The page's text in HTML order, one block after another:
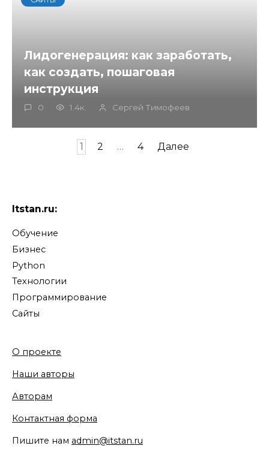
Лидогенерация: как заработать,
как создать, пошаговая
инструкция
0 1.4к. Сергей Тимофеев
1 2 … 4 Далее
Itstan.ru:
Обучение
Бизнес
Python
Технологии
Программирование
Сайты
О проекте
Наши авторы
Авторам
Контактная форма
Пишите нам admin@itstan.ru